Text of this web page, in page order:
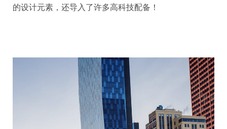
的设计元素，还导入了许多高科技配备！